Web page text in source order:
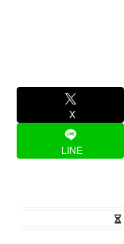
X
LINE